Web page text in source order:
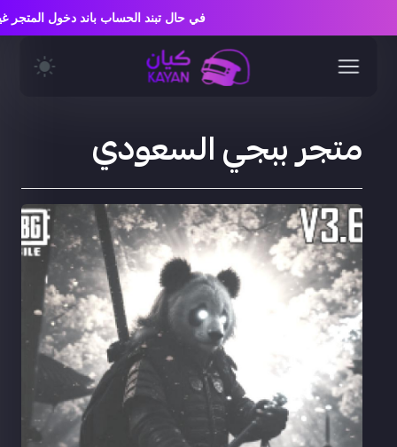
متجر ببجي السعودي
في حال تبند الحساب باند دخول